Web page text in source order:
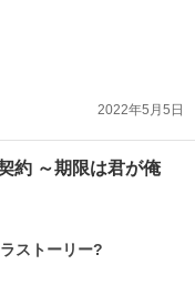
2022年5月5日
約 ～期限は君が俺
ストーリー?